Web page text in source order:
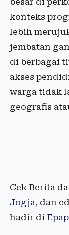
konteks
lebih
jembatan
di berbagai
akses
warga tidak
geografis
Cek Berita
Jogja, dan
hadir di